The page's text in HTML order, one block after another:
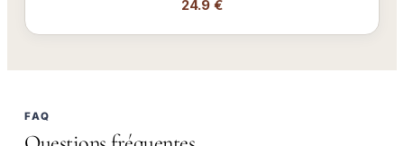
24.9 €
FAQ